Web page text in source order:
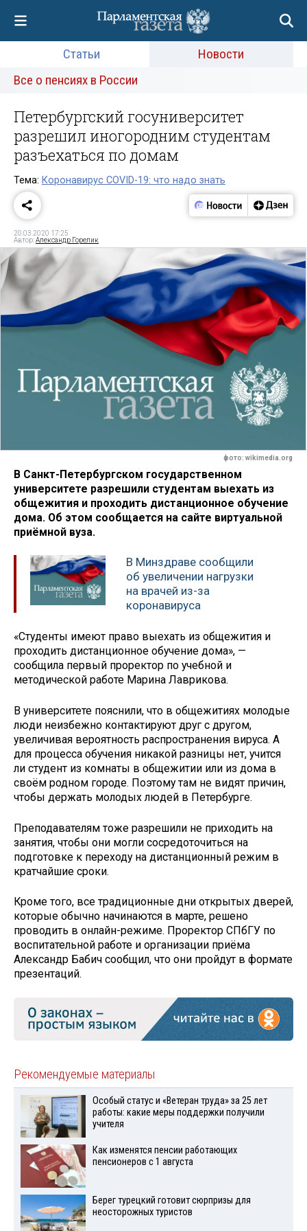
Статьи
Новости
Все о пенсиях в России
Петербургский госуниверситет
разрешил иногородним студентам
разъехаться по домам
Тема: Коронавирус COVID-19: что надо знать
20.03.2020 17:25
Автор:Александр Горелик
фото: wikimedia.org
В Санкт-Петербургском государственном
университете разрешили студентам выехать из
общежития и проходить дистанционное обучение
дома. Об этом сообщается на сайте виртуальной
приёмной вуза.
В Минздраве сообщили
об увеличении нагрузки
на врачей из-за
коронавируса
«Студенты имеют право выехать из общежития и
проходить дистанционное обучение дома», —
сообщила первый проректор по учебной и
методической работе Марина Лаврикова.
В университете пояснили, что в общежитиях молодые
люди неизбежно контактируют друг с другом,
увеличивая вероятность распространения вируса. А
для процесса обучения никакой разницы нет, учится
ли студент из комнаты в общежитии или из дома в
своём родном городе. Поэтому там не видят причин,
чтобы держать молодых людей в Петербурге.
Преподавателям тоже разрешили не приходить на
занятия, чтобы они могли сосредоточиться на
подготовке к переходу на дистанционный режим в
кратчайшие сроки.
Кроме того, все традиционные дни открытых дверей,
которые обычно начинаются в марте, решено
проводить в онлайн-режиме. Проректор СПбГУ по
воспитательной работе и организации приёма
Александр Бабич сообщил, что они пройдут в формате
презентаций.
Рекомендуемые материалы
Особый статус и «Ветеран труда» за 25 лет
работы: какие меры поддержки получили
учителя
Как изменятся пенсии работающих
пенсионеров с 1 августа
Берег турецкий готовит сюрпризы для
неосторожных туристов